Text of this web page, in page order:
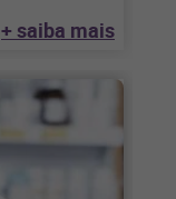
+ saiba mais